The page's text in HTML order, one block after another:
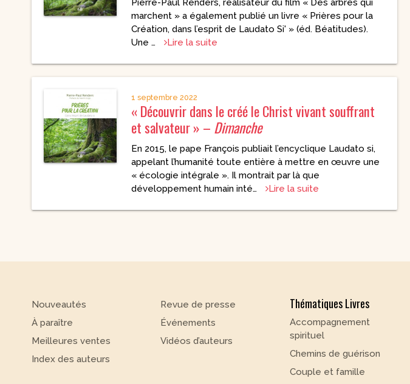
Nouvelles
Saints et amis de Dieu
Spiritualité
spirituels –
chrétien – Série
Pneumathèque
Aux Quatre Vents
marchent » a également publié un livre « Prières pour la
Création, dans l’esprit de Laudato Si' » (éd. Béatitudes).
Une …
Lire la suite
1 septembre 2022
« Découvrir dans le créé le Christ vivant souffrant
et salvateur » – Dimanche
En 2015, le pape François publiait l’encyclique Laudato si,
appelant l’humanité toute entière à mettre en œuvre une
« écologie intégrale ». Il montrait par là que
développement humain inté…
Lire la suite
Nouveautés
À paraître
Meilleures ventes
Index des auteurs
Revue de presse
Événements
Vidéos d’auteurs
Thématiques Livres
Accompagnement
spirituel
Chemins de guérison
Couple et famille